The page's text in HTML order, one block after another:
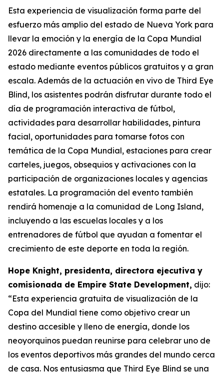
Esta experiencia de visualización forma parte del
esfuerzo más amplio del estado de Nueva York para
llevar la emoción y la energía de la Copa Mundial
2026 directamente a las comunidades de todo el
estado mediante eventos públicos gratuitos y a gran
escala. Además de la actuación en vivo de Third Eye
Blind, los asistentes podrán disfrutar durante todo el
día de programación interactiva de fútbol,
actividades para desarrollar habilidades, pintura
facial, oportunidades para tomarse fotos con
temática de la Copa Mundial, estaciones para crear
carteles, juegos, obsequios y activaciones con la
participación de organizaciones locales y agencias
estatales. La programación del evento también
rendirá homenaje a la comunidad de Long Island,
incluyendo a las escuelas locales y a los
entrenadores de fútbol que ayudan a fomentar el
crecimiento de este deporte en toda la región.
Hope Knight, presidenta, directora ejecutiva y
comisionada de Empire State Development, dijo:
“Esta experiencia gratuita de visualización de la
Copa del Mundial tiene como objetivo crear un
destino accesible y lleno de energía, donde los
neoyorquinos puedan reunirse para celebrar uno de
los eventos deportivos más grandes del mundo cerca
de casa. Nos entusiasma que Third Eye Blind se una